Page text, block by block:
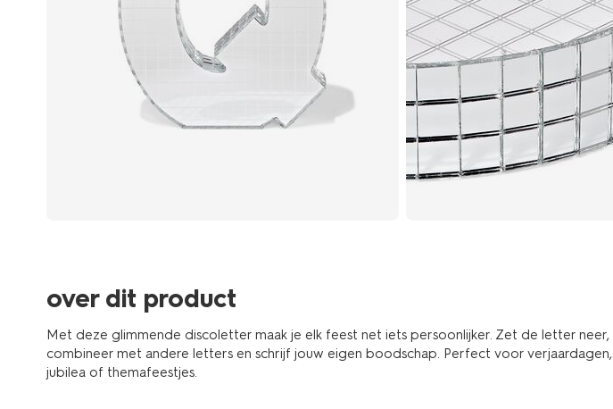
over dit product
Met deze glimmende discoletter maak je elk feest net iets persoonlijker. Zet de letter neer,
combineer met andere letters en schrijf jouw eigen boodschap. Perfect voor verjaardagen,
jubilea of themafeestjes.